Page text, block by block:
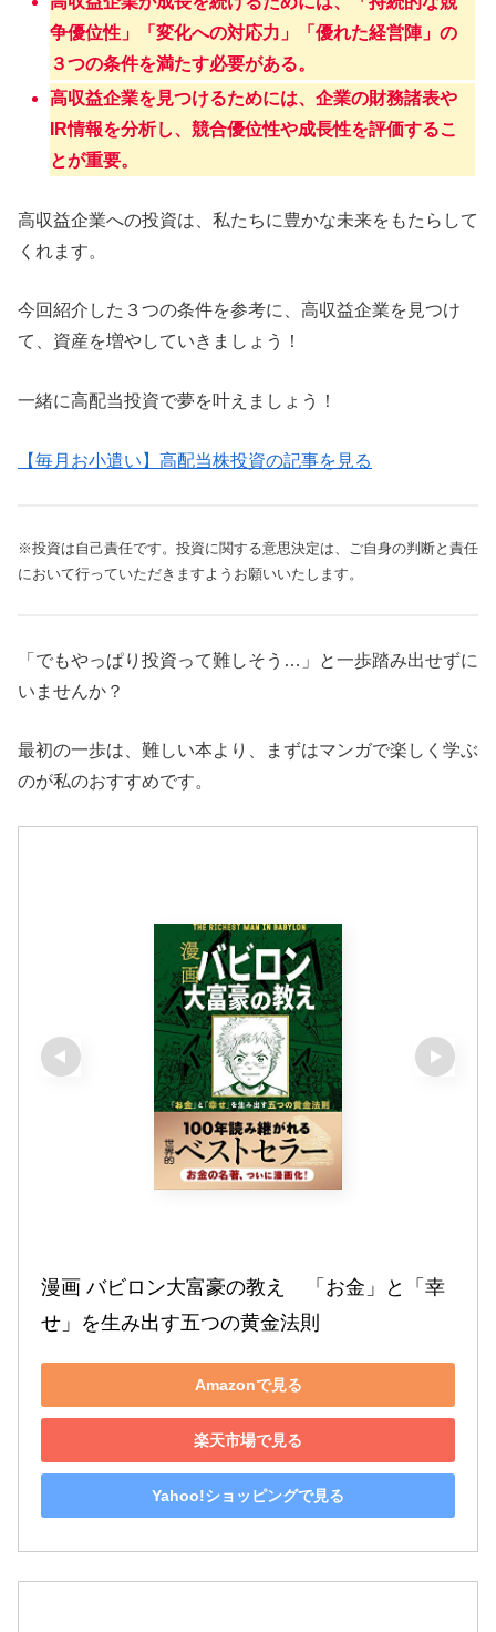
争優位性」「変化への対応力」「優れた経営陣」の
３つの条件を満たす必要がある。
高収益企業を見つけるためには、企業の財務諸表や
IR情報を分析し、競合優位性や成長性を評価するこ
とが重要。
高収益企業への投資は、私たちに豊かな未来をもたらして
くれます。
今回紹介した３つの条件を参考に、高収益企業を見つけ
て、資産を増やしていきましょう！
一緒に高配当投資で夢を叶えましょう！
【毎月お小遣い】高配当株投資の記事を見る
※投資は自己責任です。投資に関する意思決定は、ご自身の判断と責任
において行っていただきますようお願いいたします。
「でもやっぱり投資って難しそう…」と一歩踏み出せずに
いませんか？
最初の一歩は、難しい本より、まずはマンガで楽しく学ぶ
のが私のおすすめです。
漫画 バビロン大富豪の教え　「お金」と「幸
せ」を生み出す五つの黄金法則
Amazonで見る
楽天市場で見る
Yahoo!ショッピングで見る